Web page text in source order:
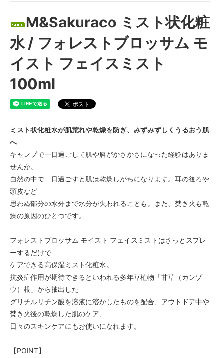
M&Sakuraco ミスト状化粧
水 / フォレストブロッサム モ
イスト フェイスミスト
100ml
ミスト状化粧水が肌荒れや乾燥を防ぎ、みずみずしくうるおう肌
へ
キャンプで一日過ごして肌や唇がかさかさになった経験はありま
せんか。
自然の中で一日過ごすと肌は乾燥しがちになります。耳の後ろや
頭皮など
思わぬ部分の水分まで水分が失われることも。また、焚き火も乾
燥の原因のひとつです。
フォレストブロッサム モイスト フェイスミストはさっとスプレ
ーするだけで
ケアできる高保湿ミスト化粧水。
抗炎症作用が期待できるといわれる多年草植物「甘草（カンゾ
ウ）根」から抽出した
グリチルリチン酸を溶液に溶かしたものを配合、アウトドア中や
焚き火後の乾燥した肌のケア、
日々のスキンケアにもお使いになれます。
【POINT】